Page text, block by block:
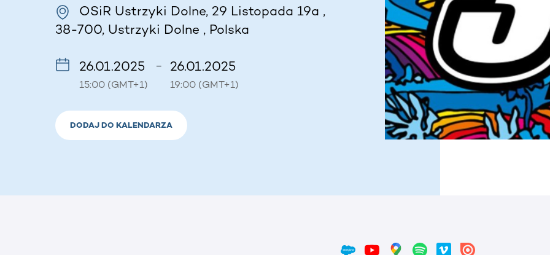
OSiR Ustrzyki Dolne, 29 Listopada 19a ,
38-700, Ustrzyki Dolne , Polska
26.01.2025
15:00 (GMT+1)
– 26.01.2025
19:00 (GMT+1)
DODAJ DO KALENDARZA